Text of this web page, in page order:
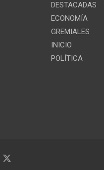
DESTACADAS
ECONOMÍA
GREMIALES
INICIO
POLÍTICA